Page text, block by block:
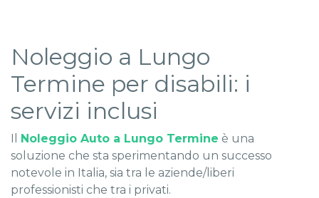
Noleggio a Lungo
Termine per disabili: i
servizi inclusi
Noleggio Auto a Lungo Termine è una
soluzione che sta sperimentando un successo
notevole in Italia, sia tra le aziende/liberi
professionisti che tra i privati.